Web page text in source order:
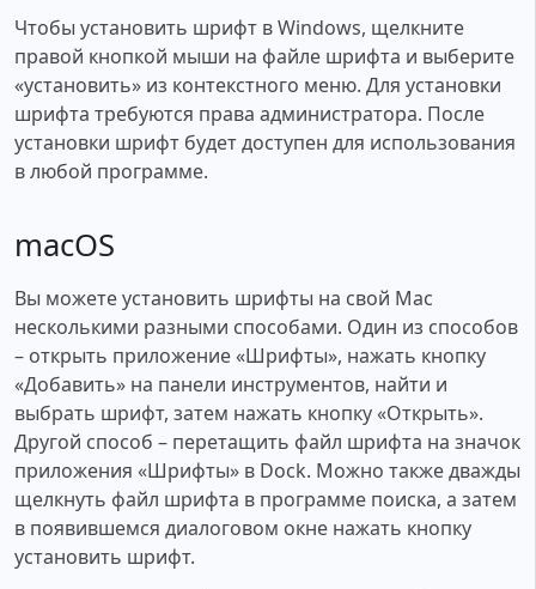
Чтобы установить шрифт в Windows, щелкните
правой кнопкой мыши на файле шрифта и выберите
«установить» из контекстного меню. Для установки
шрифта требуются права администратора. После
установки шрифт будет доступен для использования
в любой программе.
macOS
Вы можете установить шрифты на свой Mac
несколькими разными способами. Один из способов
– открыть приложение «Шрифты», нажать кнопку
«Добавить» на панели инструментов, найти и
выбрать шрифт, затем нажать кнопку «Открыть».
Другой способ – перетащить файл шрифта на значок
приложения «Шрифты» в Dock. Можно также дважды
щелкнуть файл шрифта в программе поиска, а затем
в появившемся диалоговом окне нажать кнопку
установить шрифт.